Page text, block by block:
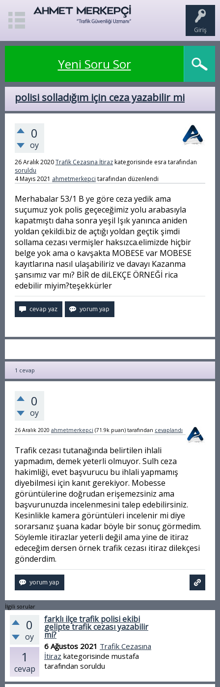
Giriş
Yeni Soru Sor
polisi solladığım için ceza yazabilir mi
0
oy
26 Aralık 2020Trafik Cezasına İtirazkategorisinde esra tarafından
soruldu
4 Mayıs 2021 ahmetmerkepci tarafından düzenlendi
Merhabalar 53/1 B ye göre ceza yedik ama
suçumuz yok polis geçeceğimiz yolu arabasıyla
kapatmıştı daha sonra yeşil Işık yanınca aniden
yoldan çekildi.biz de açtığı yoldan geçtik şimdi
sollama cezası vermişler haksızca.elimizde hiçbir
belge yok ama o kavşakta MOBESE var MOBESE
kayıtlarına nasıl ulaşabiliriz ve davayı Kazanma
şansımız var mı? BİR de diLEKÇE ÖRNEĞİ rica
edebilir miyim?teşekkürler
1 cevap
0
oy
26 Aralık 2020 ahmetmerkepci (71.9k puan) tarafından cevaplandı
Trafik cezası tutanağında belirtilen ihlali
yapmadım, demek yeterli olmuyor. Sulh ceza
hakimliği, evet başvurucu bu ihlali yapmamış
diyebilmesi için kanıt gerekiyor. Mobesse
görüntülerine doğrudan erişemezsiniz ama
başvurunuzda incelenmesini talep edebilirsiniz.
Kesinlikle kamera görüntüleri incelenir mi diye
sorarsanız şuana kadar böyle bir sonuç görmedim.
Söylemle itirazlar yeterli değil ama yine de itiraz
edeceğim dersen örnek trafik cezası itiraz dilekçesi
gönderdim.
İlgili sorular
0
oy
1
cevap
farklı ilçe trafik polisi ekibi
gelipte trafik cezası yazabilir
mi?
6 Ağustos 2021 Trafik Cezasına
İtiraz kategorisinde mustafa
tarafından soruldu